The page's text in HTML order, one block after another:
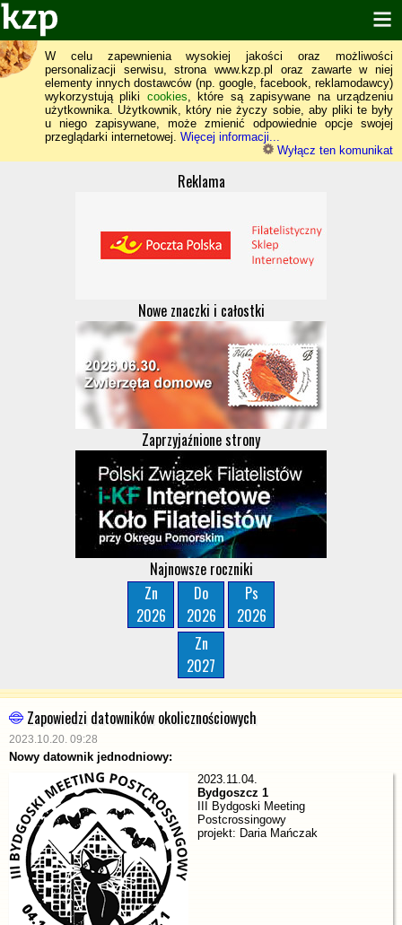
W celu zapewnienia wysokiej jakości oraz możliwości
personalizacji serwisu, strona www.kzp.pl oraz zawarte w niej
elementy innych dostawców (np. google, facebook, reklamodawcy)
wykorzystują pliki cookies, które są zapisywane na urządzeniu
użytkownika. Użytkownik, który nie życzy sobie, aby pliki te były
u niego zapisywane, może zmienić odpowiednie opcje swojej
przeglądarki internetowej. Więcej informacji...
Wyłącz ten komunikat
Reklama
Nowe znaczki i całostki
Zaprzyjaźnione strony
Najnowsze roczniki
Zn
2026
Do
2026
Ps
2026
Zn
2027
Zapowiedzi datowników okolicznościowych
2023.10.20. 09:28
Nowy datownik jednodniowy:
2023.11.04.
Bydgoszcz 1
III Bydgoski Meeting
Postcrossingowy
projekt: Daria Mańczak